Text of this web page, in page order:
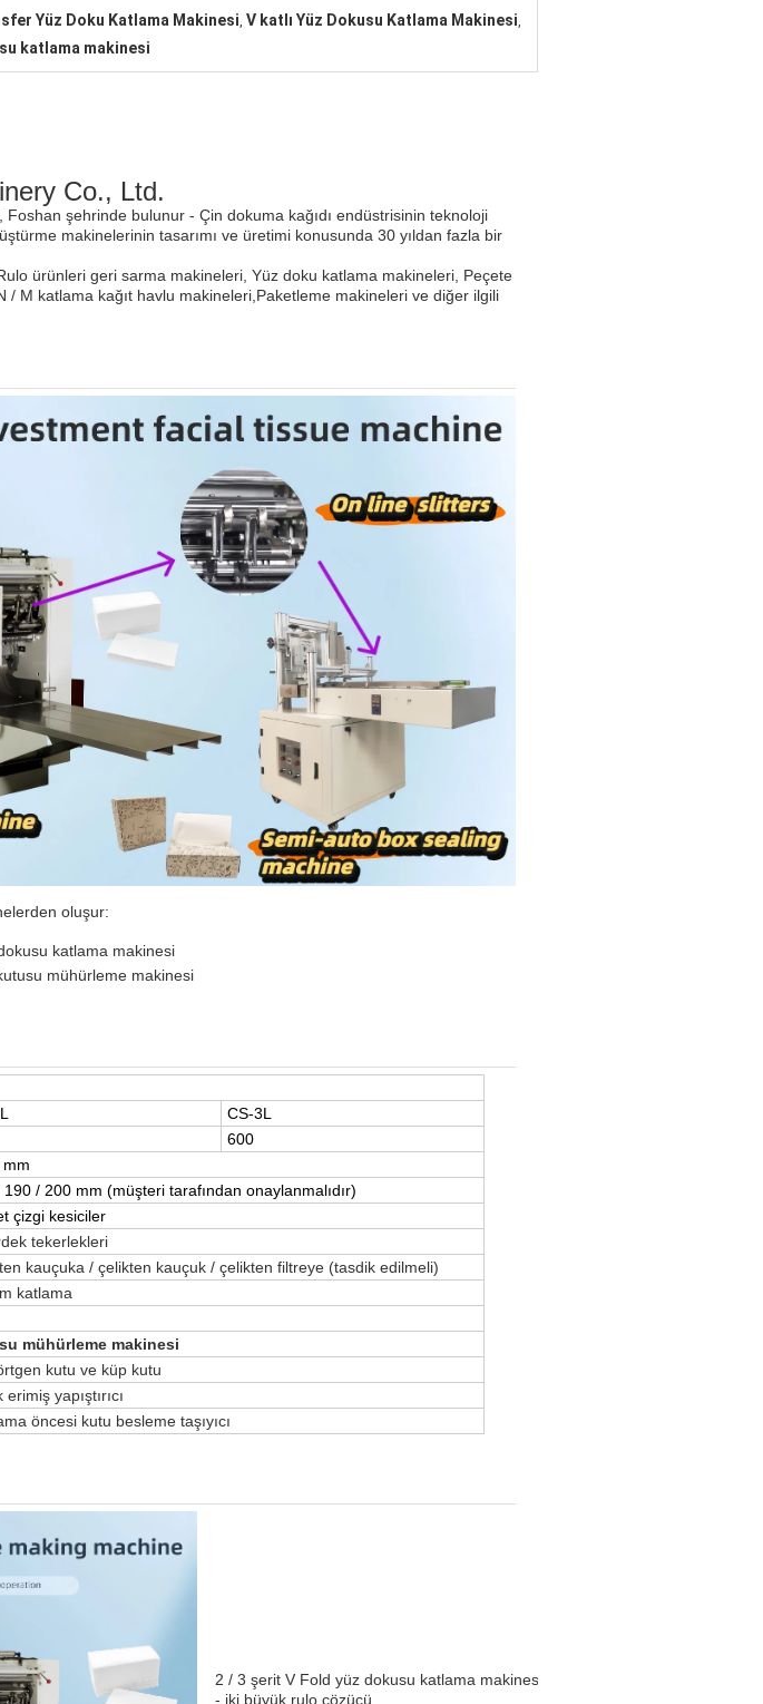
Yüz Doku Katlama Makinesi, V katlı Yüz Dokusu Katlama Makinesi,
katlama makinesi
Co., Ltd.
şehrinde bulunur - Çin dokuma kağıdı endüstrisinin teknoloji
makinelerinin tasarımı ve üretimi konusunda 30 yıldan fazla bir
ürünleri geri sarma makineleri, Yüz doku katlama makineleri, Peçete
/ M katlama kağıt havlu makineleri,Paketleme makineleri ve diğer ilgili
oluşur:
katlama makinesi
mühürleme makinesi
CS-3L
600
mm
190 / 200 mm (müşteri tarafından onaylanmalıdır)
çizgi kesiciler
tekerlekleri
kauçuka / çelikten kauçuk / çelikten filtreye (tasdik edilmeli)
katlama
mühürleme makinesi
kutu ve küp kutu
erimiş yapıştırıcı
öncesi kutu besleme taşıyıcı
2 / 3 şerit V Fold yüz dokusu katlama makinesi:
- iki büyük rulo çözücü